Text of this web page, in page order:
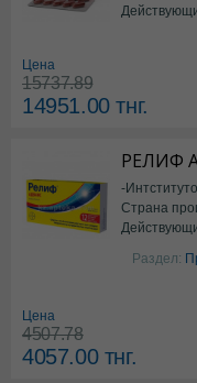
Цена
15737.89
14951.00тнг.
РЕЛИФ
-
Страна
Раздел:
Цена
4507.78
4057.00тнг.